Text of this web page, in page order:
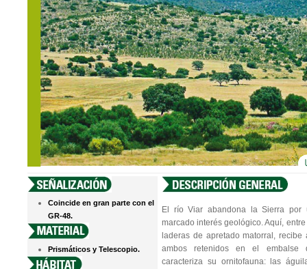
Coincide en gran parte con el
GR-48.
Prismáticos y Telescopio.
El río Viar abandona la Sierra
marcado interés geológico. Aquí,
laderas de apretado matorral,
ambos retenidos en el embalse
caracteriza su ornitofauna: las